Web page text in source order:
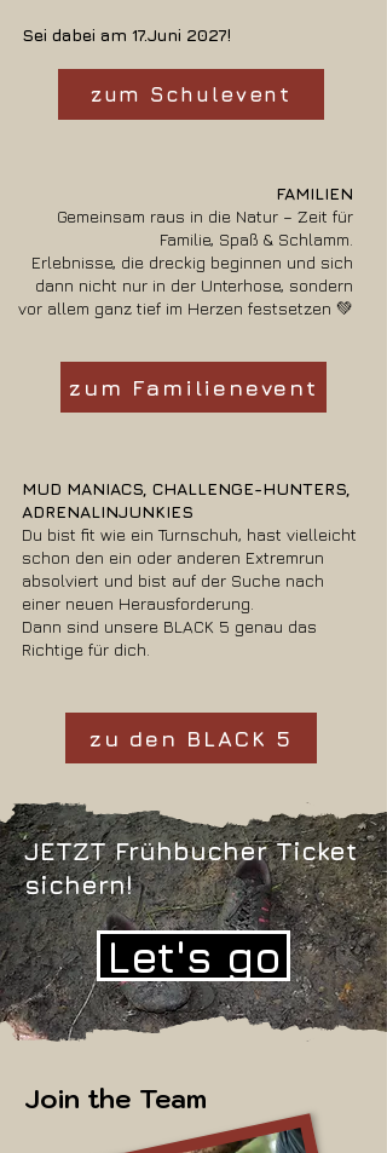
Sei dabei am 17.Juni 2027!
zum Schulevent
FAMILIEN
Gemeinsam raus in die Natur – Zeit für
Familie, Spaß & Schlamm.
Erlebnisse, die dreckig beginnen und sich
dann nicht nur in der Unterhose, sondern
vor allem ganz tief im Herzen festsetzen 💚
zum Familienevent
MUD MANIACS, CHALLENGE-HUNTERS,
ADRENALINJUNKIES
Du bist fit wie ein Turnschuh, hast vielleicht
schon den ein oder anderen Extremrun
absolviert und bist auf der Suche nach
einer neuen Herausforderung.
Dann sind unsere BLACK 5 genau das
Richtige für dich.
zu den BLACK 5
JETZT Frühbucher Ticket
sichern!
Let's go
Join the Team